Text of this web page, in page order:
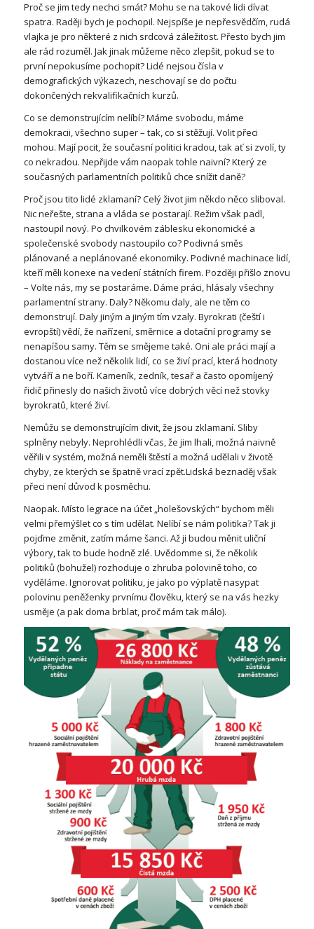
Proč se jim tedy nechci smát? Mohu se na takové lidi dívat
spatra. Raději bych je pochopil. Nejspíše je nepřesvědčím, rudá
vlajka je pro některé z nich srdcová záležitost. Přesto bych jim
ale rád rozuměl. Jak jinak můžeme něco zlepšit, pokud se to
první nepokusíme pochopit? Lidé nejsou čísla v
demografických výkazech, neschovají se do počtu
dokončených rekvalifikačních kurzů.
Co se demonstrujícím nelíbí? Máme svobodu, máme
demokracii, všechno super – tak, co si stěžují. Volit přeci
mohou. Mají pocit, že současní politici kradou, tak ať si zvolí, ty
co nekradou. Nepřijde vám naopak tohle naivní? Který ze
současných parlamentních politiků chce snížit daně?
Proč jsou tito lidé zklamaní? Celý život jim někdo něco sliboval.
Nic neřešte, strana a vláda se postarají. Režim však padl,
nastoupil nový. Po chvilkovém záblesku ekonomické a
společenské svobody nastoupilo co? Podivná směs
plánované a neplánované ekonomiky. Podivné machinace lidí,
kteří měli konexe na vedení státních firem. Později přišlo znovu
– Volte nás, my se postaráme. Dáme práci, hlásaly všechny
parlamentní strany. Daly? Někomu daly, ale ne těm co
demonstrují. Daly jiným a jiným tím vzaly. Byrokrati (čeští i
evropští) vědí, že nařízení, směrnice a dotační programy se
nenapíšou samy. Těm se smějeme také. Oni ale práci mají a
dostanou více než několik lidí, co se živí prací, která hodnoty
vytváří a ne boří. Kameník, zedník, tesař a často opomíjený
řidič přinesly do našich životů více dobrých věcí než stovky
byrokratů, které živí.
Nemůžu se demonstrujícím divit, že jsou zklamaní. Sliby
splněny nebyly. Neprohlédli včas, že jim lhali, možná naivně
věřili v systém, možná neměli štěstí a možná udělali v životě
chyby, ze kterých se špatně vrací zpět.Lidská beznaděj však
přeci není důvod k posměchu.
Naopak. Místo legrace na účet „holešovských“ bychom měli
velmi přemýšlet co s tím udělat. Nelíbí se nám politika? Tak ji
pojďme změnit, zatím máme šanci. Až ji budou měnit uliční
výbory, tak to bude hodně zlé. Uvědomme si, že několik
politiků (bohužel) rozhoduje o zhruba polovině toho, co
vyděláme. Ignorovat politiku, je jako po výplatě nasypat
polovinu peněženky prvnímu člověku, který se na vás hezky
usměje (a pak doma brblat, proč mám tak málo).